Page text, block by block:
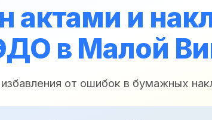
актами и
в Малой
от ошибок в бумажных